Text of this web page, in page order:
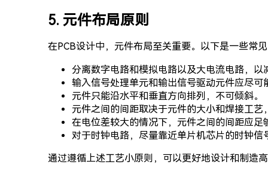
5. 元件布局原则
在PCB设计中，元件布局至关重要。以下是一些常
分离数字电路和模拟电路以及大电流电路，以
输入信号处理单元和输出信号驱动元件应尽
元件只能沿水平和垂直方向排列，不可倾斜。
元件之间的间距取决于元件的大小和焊接工
在电位差较大的情况下，元件之间的间距应足
对于时钟电路，尽量靠近单片机芯片的时钟
通过遵循上述工艺小原则，可以更好地设计和制造